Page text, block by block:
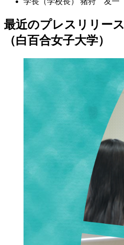
最近のプレスリリース
（白百合女子大学）